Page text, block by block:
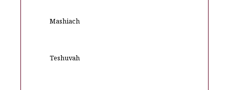
Mashiach
Teshuvah